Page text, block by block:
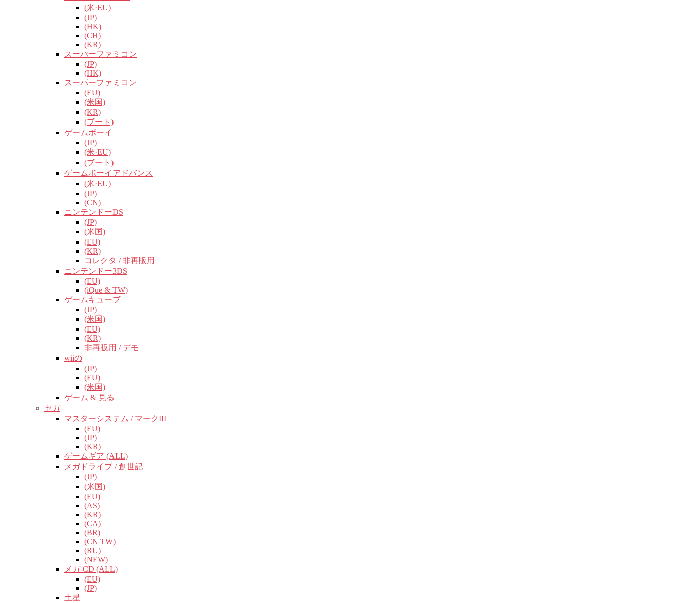
(米·EU)
(JP)
(HK)
(CH)
(KR)
スーパーファミコン
(JP)
(HK)
スーパーファミコン
(EU)
(米国)
(KR)
(ブート)
ゲームボーイ
(JP)
(米·EU)
(ブート)
ゲームボーイアドバンス
(米·EU)
(JP)
(CN)
ニンテンドーDS
(JP)
(米国)
(EU)
(KR)
コレクタ / 非再販用
ニンテンドー3DS
(EU)
(iQue & TW)
ゲームキューブ
(JP)
(米国)
(EU)
(KR)
非再販用 / デモ
wiiの
(JP)
(EU)
(米国)
ゲーム & 見る
セガ
マスターシステム / マークIII
(EU)
(JP)
(KR)
ゲームギア (ALL)
メガドライブ / 創世記
(JP)
(米国)
(EU)
(AS)
(KR)
(CA)
(BR)
(CN TW)
(RU)
(NEW)
メガ-CD (ALL)
(EU)
(JP)
土星